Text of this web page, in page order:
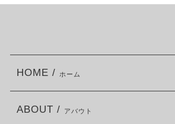
HOME / ホーム
ABOUT / アバウト